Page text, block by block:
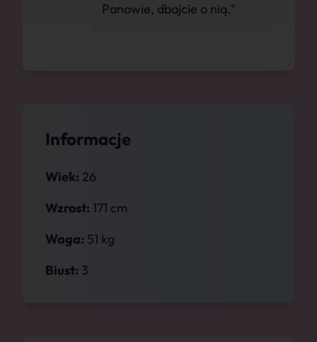
Informacje
Wiek: 26
Wzrost: 171 cm
Waga: 51 kg
Biust: 3
Panowie, dbajcie o nią."